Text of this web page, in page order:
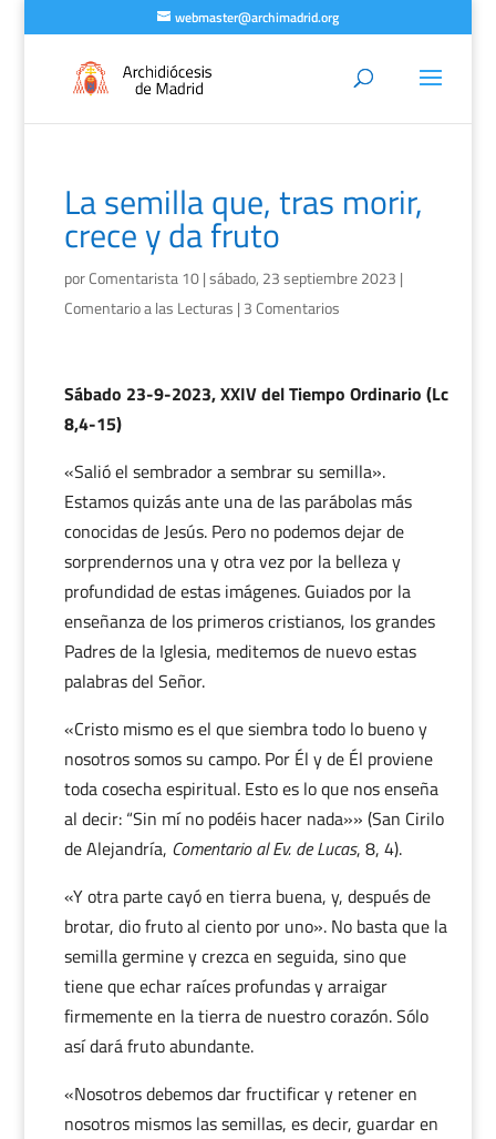
webmaster@archimadrid.org
La semilla que, tras morir,
crece y da fruto
porComentarista 10|sábado, 23 septiembre 2023 |
Comentario a las Lecturas | 3 Comentarios
Sábado 23-9-2023, XXIV del Tiempo Ordinario (Lc
8,4-15)
«Salió el sembrador a sembrar su semilla».
Estamos quizás ante una de las parábolas más
conocidas de Jesús. Pero no podemos dejar de
sorprendernos una y otra vez por la belleza y
profundidad de estas imágenes. Guiados por la
enseñanza de los primeros cristianos, los grandes
Padres de la Iglesia, meditemos de nuevo estas
palabras del Señor.
«Cristo mismo es el que siembra todo lo bueno y
nosotros somos su campo. Por Él y de Él proviene
toda cosecha espiritual. Esto es lo que nos enseña
al decir: “Sin mí no podéis hacer nada»» (San Cirilo
de Alejandría, Comentario al Ev. de Lucas, 8, 4).
«Y otra parte cayó en tierra buena, y, después de
brotar, dio fruto al ciento por uno». No basta que la
semilla germine y crezca en seguida, sino que
tiene que echar raíces profundas y arraigar
firmemente en la tierra de nuestro corazón. Sólo
así dará fruto abundante.
«Nosotros debemos dar fructificar y retener en
nosotros mismos las semillas, es decir, guardar en